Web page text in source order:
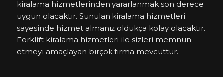
kiralama hizmetlerinden yararlanmak son derece
uygun olacaktır. Sunulan kiralama hizmetleri
sayesinde hizmet almanız oldukça kolay olacaktır.
Forklift kiralama hizmetleri ile sizleri memnun
etmeyi amaçlayan birçok firma mevcuttur.